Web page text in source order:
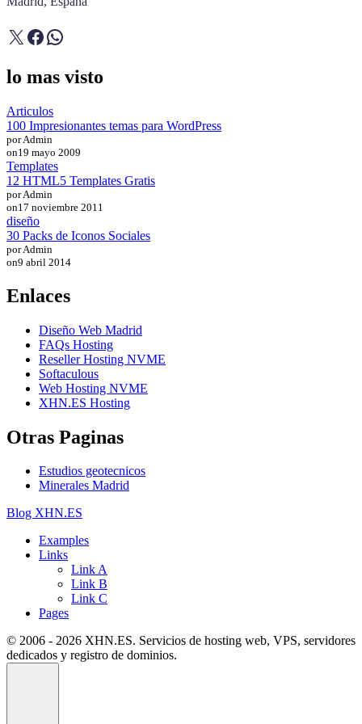
X Facebook
WhatsApp
lo mas visto
Articulos
100 Impresionantes temas para WordPress
por Admin
on19 mayo 2009
Templates
12 HTML5 Templates Gratis
por Admin
on17 noviembre 2011
diseño
30 Packs de Iconos Sociales
por Admin
on9 abril 2014
Enlaces
Diseño Web Madrid
FAQs Hosting
Reseller Hosting NVME
Softaculous
Web Hosting NVME
XHN.ES Hosting
Otras Paginas
Estudios geotecnicos
Minerales Madrid
Blog XHN.ES
Examples
Links
Link A
Link B
Link C
Pages
© 2006 - 2026 XHN.ES. Servicios de hosting web, VPS, servidores
dedicados y registro de dominios.